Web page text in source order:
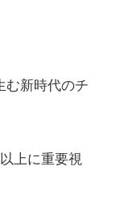
む新時代のチ
上に重要視